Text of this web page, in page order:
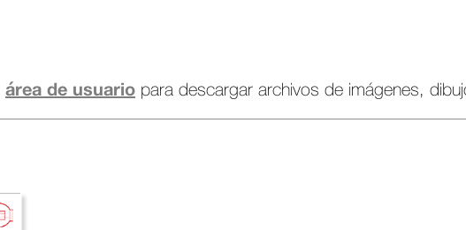
área de usuario para descargar archivos de imágenes,